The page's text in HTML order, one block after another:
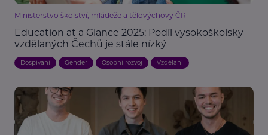
Ministerstvo školství, mládeže a tělovýchovy ČR
Education at a Glance 2025: Podíl vysokoškolsky
vzdělaných Čechů je stále nízký
Dospívání Gender Osobní rozvoj Vzdělání